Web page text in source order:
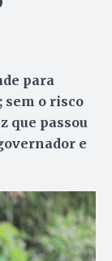
para
sem o risco
que passou
e